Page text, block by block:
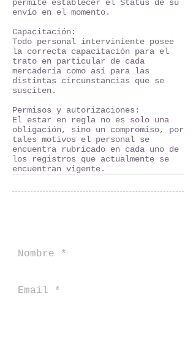
permite establecer el Status de su
envío en el momento.
Capacitación:
Todo personal interviniente posee
la correcta capacitación para el
trato en particular de cada
mercadería como así para las
distintas circunstancias que se
susciten.
Permisos y autorizaciones:
El estar en regla no es solo una
obligación, sino un compromiso, por
tales motivos el personal se
encuentra rubricado en cada uno de
los registros que actualmente se
encuentran vigente.